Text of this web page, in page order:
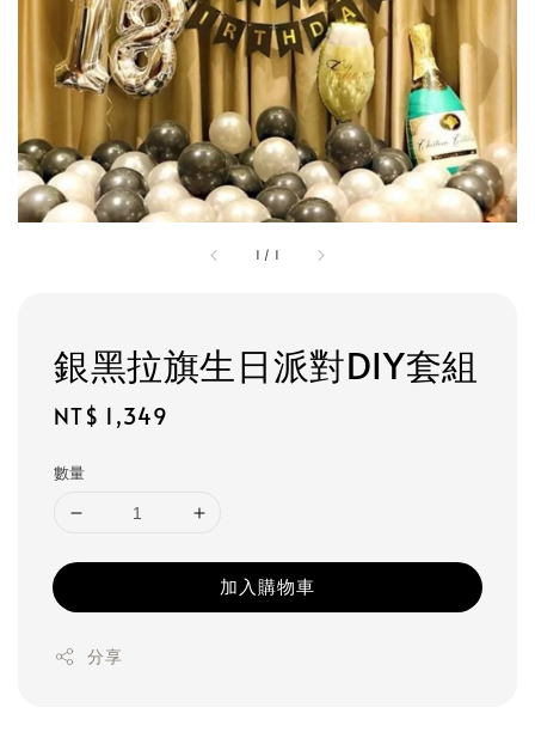
1 / 1
銀黑拉旗生日派對DIY套組
Regular
NT$ 1,349
數量
加入購物車
分享